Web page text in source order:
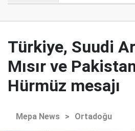
Türkiye, Suudi
Mısır ve
Hürmüz mesajı
Mepa News > Ortadoğu